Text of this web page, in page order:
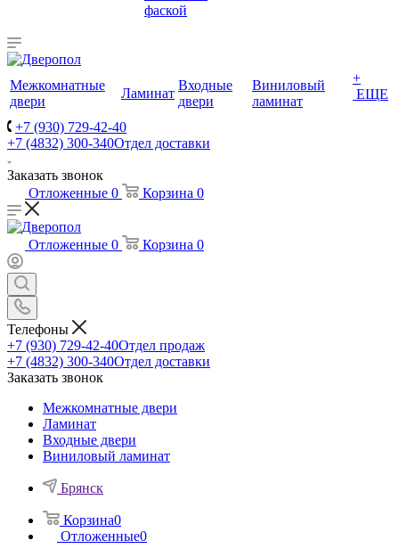
фаской
Межкомнатные
двери
Ламинат
Входные
двери
Виниловый
ламинат
+
ЕЩЕ
+7 (930) 729-42-40
+7 (4832) 300-340Отдел доставки
Заказать звонок
Отложенные 0 Корзина 0
Отложенные 0 Корзина 0
Телефоны
+7 (930) 729-42-40Отдел продаж
+7 (4832) 300-340Отдел доставки
Заказать звонок
Межкомнатные двери
Ламинат
Входные двери
Виниловый ламинат
Брянск
Корзина0
Отложенные0